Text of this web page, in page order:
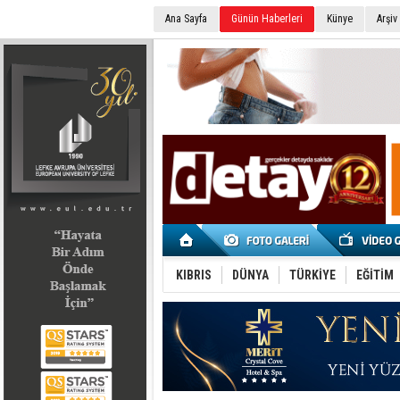
Ana Sayfa Günün Haberleri Künye Arşiv
KIBRIS DÜNYA TÜRKİYE EĞİTİM